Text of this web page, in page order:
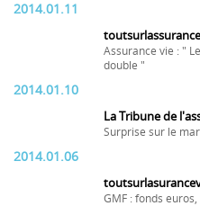
2014.01.11
Assurance vie : "
double "
2014.01.10
La Tribune de
Surprise sur le
2014.01.06
GMF : fonds